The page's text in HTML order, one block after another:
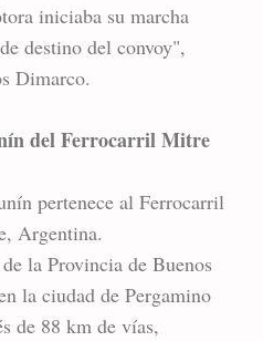
iniciaba su marcha
destino del convoy",
Dimarco.
del Ferrocarril Mitre
pertenece al Ferrocarril
Argentina.
la Provincia de Buenos
la ciudad de Pergamino
de 88 km de vías,